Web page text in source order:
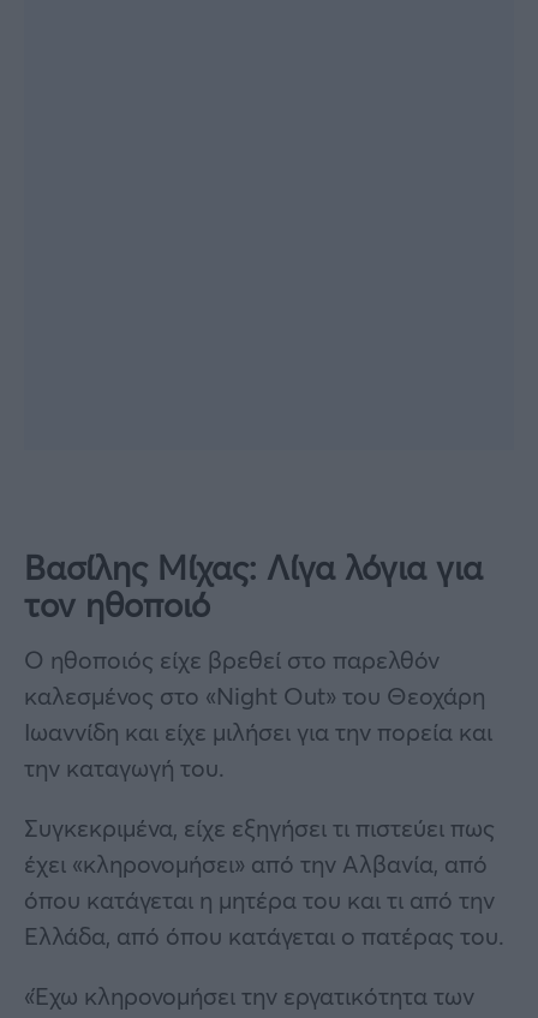
Βασίλης Μίχας: Λίγα λόγια για
τον ηθοποιό
Ο ηθοποιός είχε βρεθεί στο παρελθόν
καλεσμένος στο «Night Out» του Θεοχάρη
Ιωαννίδη και είχε μιλήσει για την πορεία και
την καταγωγή του.
Συγκεκριμένα, είχε εξηγήσει τι πιστεύει πως
έχει «κληρονομήσει» από την Αλβανία, από
όπου κατάγεται η μητέρα του και τι από την
Ελλάδα, από όπου κατάγεται ο πατέρας του.
«Έχω κληρονομήσει την εργατικότητα των